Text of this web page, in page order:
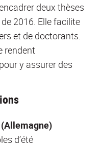
deux thèses
2016. Elle facilite
et de doctorants.
rendent
y assurer des
d’été